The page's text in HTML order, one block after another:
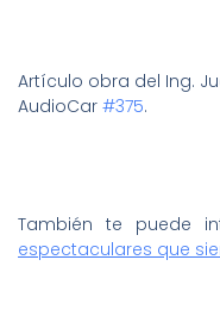
Artículo obra del Ing.
AudioCar #375.
También te puede
espectaculares que